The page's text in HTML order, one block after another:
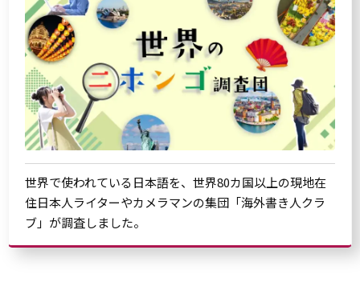
世界で使われている日本語を、世界80カ国以上の現地在
住日本人ライターやカメラマンの集団「海外書き人クラ
ブ」が調査しました。